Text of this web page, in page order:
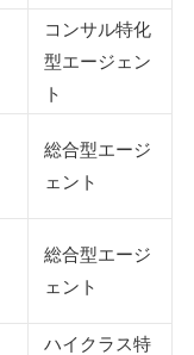
コンサル特化
型エージェン
ト
総合型エージ
ェント
総合型エージ
ェント
ハイクラス特